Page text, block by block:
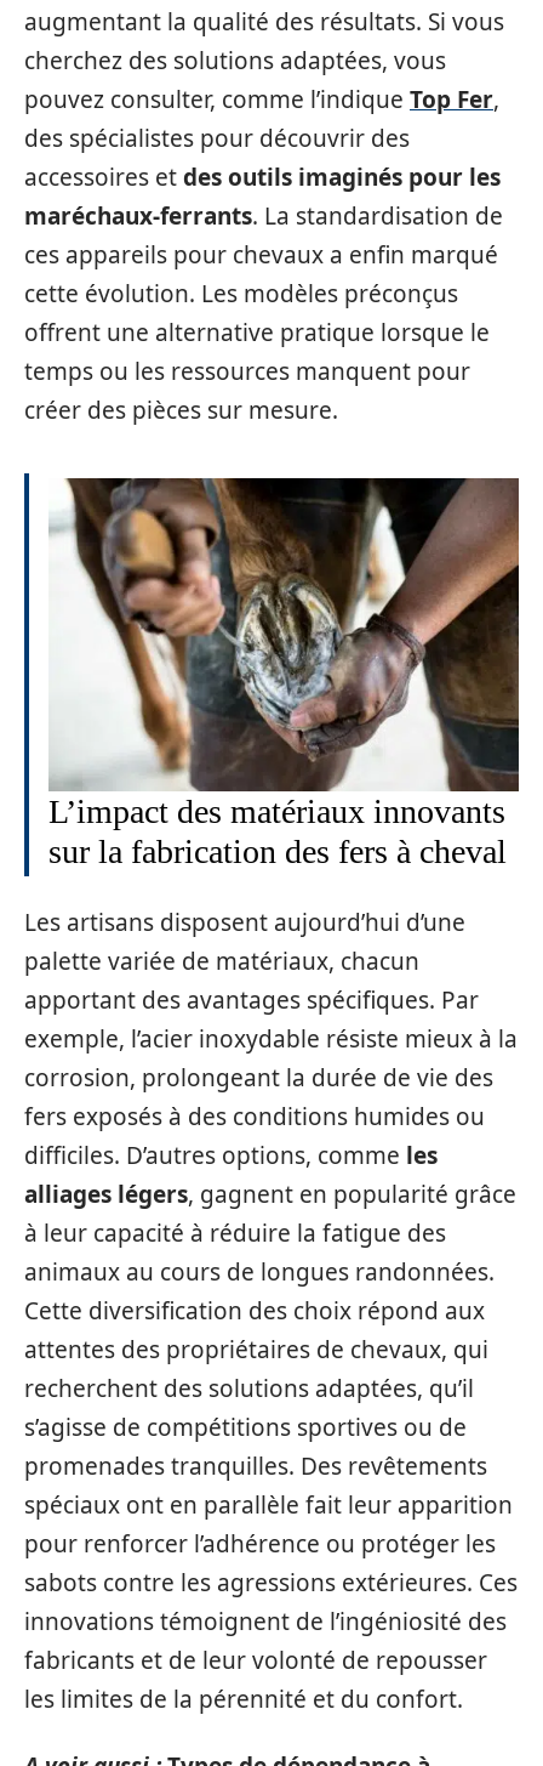
augmentant la qualité des résultats. Si vous
cherchez des solutions adaptées, vous
pouvez consulter, comme l’indique Top Fer,
des spécialistes pour découvrir des
accessoires etdes outils imaginés pour les
maréchaux-ferrants. La standardisation de
ces appareils pour chevaux a enfin marqué
cette évolution. Les modèles préconçus
offrent une alternative pratique lorsque le
temps ou les ressources manquent pour
créer des pièces sur mesure.
L’impact des matériaux innovants
sur la fabrication des fers à cheval
Les artisans disposent aujourd’hui d’une
palette variée de matériaux, chacun
apportant des avantages spécifiques. Par
exemple, l’acier inoxydable résiste mieux à la
corrosion, prolongeant la durée de vie des
fers exposés à des conditions humides ou
difficiles. D’autres options, comme les
alliages légers, gagnent en popularité grâce
à leur capacité à réduire la fatigue des
animaux au cours de longues randonnées.
Cette diversification des choix répond aux
attentes des propriétaires de chevaux, qui
recherchent des solutions adaptées, qu’il
s’agisse de compétitions sportives ou de
promenades tranquilles. Des revêtements
spéciaux ont en parallèle fait leur apparition
pour renforcer l’adhérence ou protéger les
sabots contre les agressions extérieures. Ces
innovations témoignent de l’ingéniosité des
fabricants et de leur volonté de repousser
les limites de la pérennité et du confort.